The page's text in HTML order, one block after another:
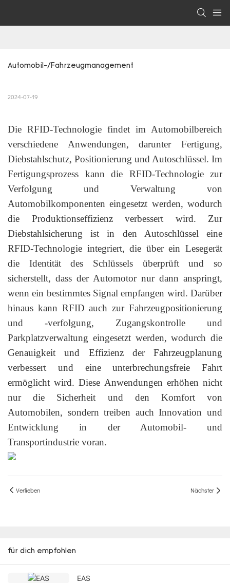
Automobil-/Fahrzeugmanagement
2024-07-19
Die RFID-Technologie findet im Automobilbereich
verschiedene Anwendungen, darunter Fertigung,
Diebstahlschutz, Positionierung und Autoschlüssel. Im
Fertigungsprozess kann die RFID-Technologie zur
Verfolgung und Verwaltung von
Automobilkomponenten eingesetzt werden, wodurch
die Produktionseffizienz verbessert wird. Zur
Diebstahlsicherung ist in den Autoschlüssel eine
RFID-Technologie integriert, die über ein Lesegerät
die Identität des Schlüssels überprüft und so
sicherstellt, dass der Automotor nur dann anspringt,
wenn ein bestimmtes Signal empfangen wird. Darüber
hinaus kann RFID auch zur Fahrzeugpositionierung
und -verfolgung, Zugangskontrolle und
Parkplatzverwaltung eingesetzt werden, wodurch die
Genauigkeit und Effizienz der Fahrzeugplanung
verbessert und eine unterbrechungsfreie Fahrt
ermöglicht wird. Diese Anwendungen erhöhen nicht
nur die Sicherheit und den Komfort von
Automobilen, sondern treiben auch Innovation und
Entwicklung in der Automobil- und
Transportindustrie voran.
Verlieben Nächster
für dich empfohlen
EAS